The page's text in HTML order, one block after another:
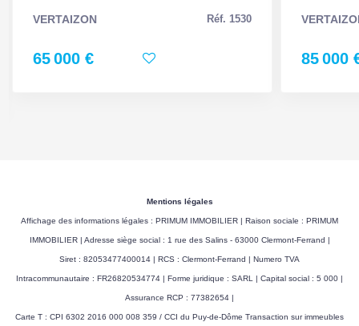
VERTAIZON Réf. 1530
65 000 € 85 000
Mentions légales
Affichage des informations légales : PRIMUM IMMOBILIER | Raison sociale : PRIMUM
IMMOBILIER | Adresse siège social : 1 rue des Salins - 63000 Clermont-Ferrand |
Siret : 82053477400014 | RCS : Clermont-Ferrand | Numero TVA
Intracommunautaire : FR26820534774 | Forme juridique : SARL | Capital social : 5 000 |
Assurance RCP : 77382654 |
Carte T : CPI 6302 2016 000 008 359 / CCI du Puy-de-Dôme Transaction sur immeubles